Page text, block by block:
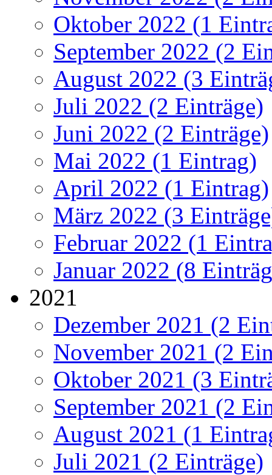
Oktober 2022 (1
September 2022 (2
August 2022 (3
Juli 2022 (2 Einträge)
Juni 2022 (2 Einträge)
Mai 2022 (1 Eintrag)
April 2022 (1 Eintrag)
März 2022 (3
Februar 2022 (1
Januar 2022 (8
2021
Dezember 2021 (2
November 2021 (2
Oktober 2021 (3
September 2021 (2
August 2021 (1
Juli 2021 (2 Einträge)